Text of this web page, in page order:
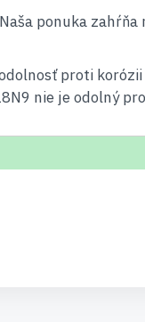
ponuka
proti
nie je odolný